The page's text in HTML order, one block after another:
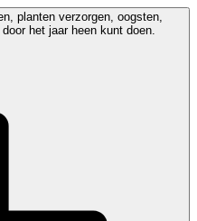
planten verzorgen, oogsten,
het jaar heen kunt doen.